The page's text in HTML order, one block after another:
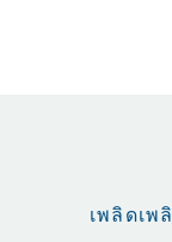
เพลิดเพ